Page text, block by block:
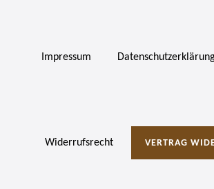
Impressum
Widerrufs­recht VERTRAG